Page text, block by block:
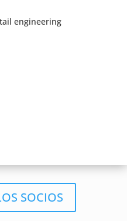
engineering
SOCIOS